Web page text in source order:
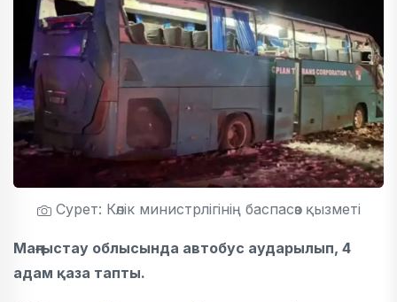
Сурет: Көлік министрлігінің баспасөз қызметі
Маңғыстау облысында автобус аударылып, 4
адам қаза тапты.